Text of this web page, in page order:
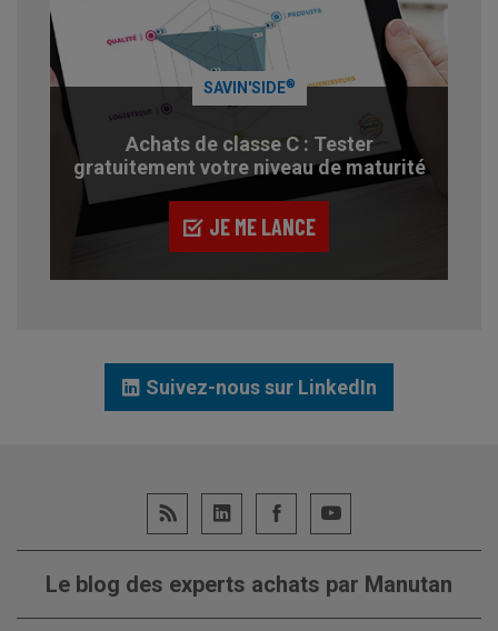
SAVIN'SIDE®
Achats de classe C : Tester
gratuitement votre niveau de maturité
JE ME LANCE
Suivez-nous sur LinkedIn
Le blog des experts achats par Manutan